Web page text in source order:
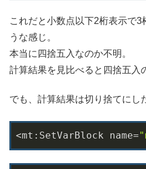
これだと小数点以下2桁表示で3
うな感じ。
本当に四捨五入なのか不明。
計算結果を見比べると四捨五入
でも、計算結果は切り捨てにし
<mt:SetVarBlock name=